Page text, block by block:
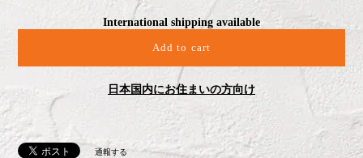
スパイスカレーラバーが作る香り高い
渾身のオーガニックガラムマサラ！